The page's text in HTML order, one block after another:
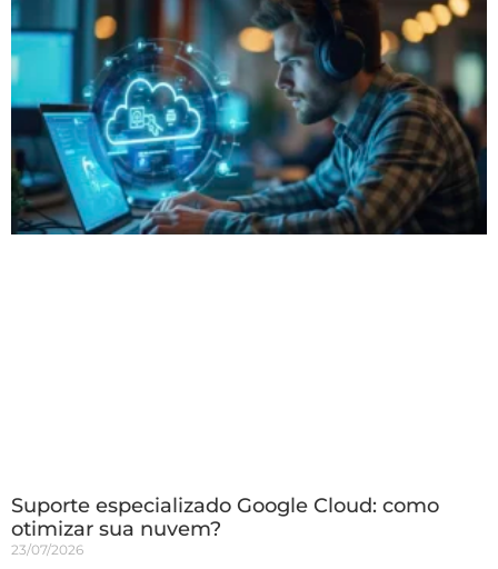
Suporte especializado Google Cloud: como
otimizar sua nuvem?
23/07/2026